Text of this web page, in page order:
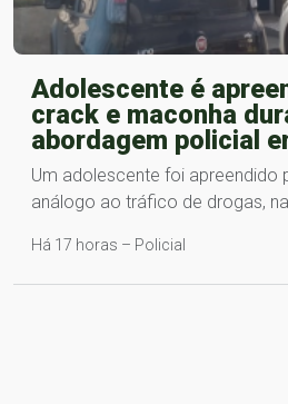
Adolescente é
crack e maconha
abordagem policial
Um adolescente foi apreendido
análogo ao tráfico de drogas,
Há 17 horas – Policial